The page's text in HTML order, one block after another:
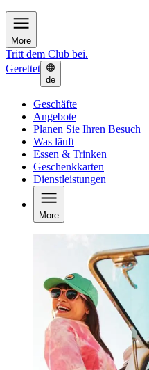
More
Tritt dem Club bei.
Gerettet
de
Geschäfte
Angebote
Planen Sie Ihren Besuch
Was läuft
Essen & Trinken
Geschenkkarten
Dienstleistungen
More